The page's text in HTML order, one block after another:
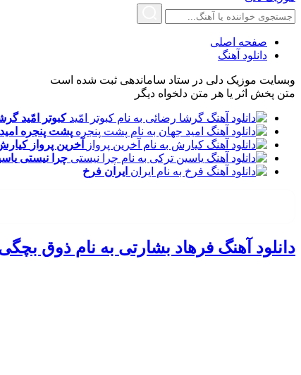
صفحه اصلی
دانلود آهنگ
وبسایت موزیک دلی در ستاد ساماندهی ثبت شده است
متن پخش اثر یا هر متن دلخواه دیگر
کبوتر امّید
پشت پنجره
آخرین پرواز
چرا نیستی
ایران فرخ
دانلود آهنگ فرهاد بشارتی به نام ذوق